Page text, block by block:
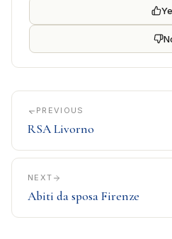
PREVIOUS
RSA Livorno
NEXT
Abiti da sposa Firenze